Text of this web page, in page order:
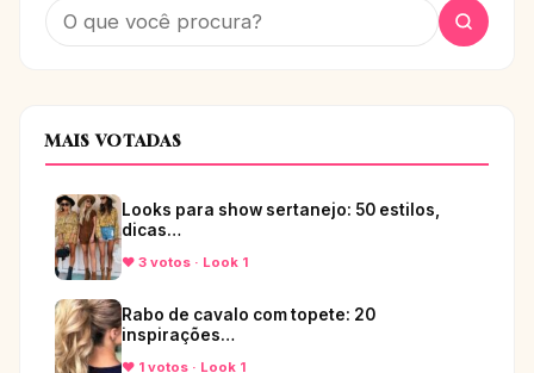
MAIS VOTADAS
Looks para show sertanejo: 50 estilos,
dicas…
♥ 3 votos · Look 1
Rabo de cavalo com topete: 20
inspirações…
♥ 1 votos · Look 1